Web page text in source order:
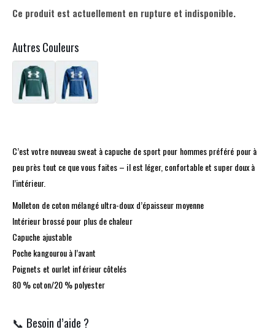
Ce produit est actuellement en rupture et indisponible.
Autres Couleurs
C’est votre nouveau sweat à capuche de sport pour hommes préféré pour à
peu près tout ce que vous faites – il est léger, confortable et super doux à
l’intérieur.
Molleton de coton mélangé ultra-doux d’épaisseur moyenne
Intérieur brossé pour plus de chaleur
Capuche ajustable
Poche kangourou à l’avant
Poignets et ourlet inférieur côtelés
80 % coton/20 % polyester
📞 Besoin d’aide ?